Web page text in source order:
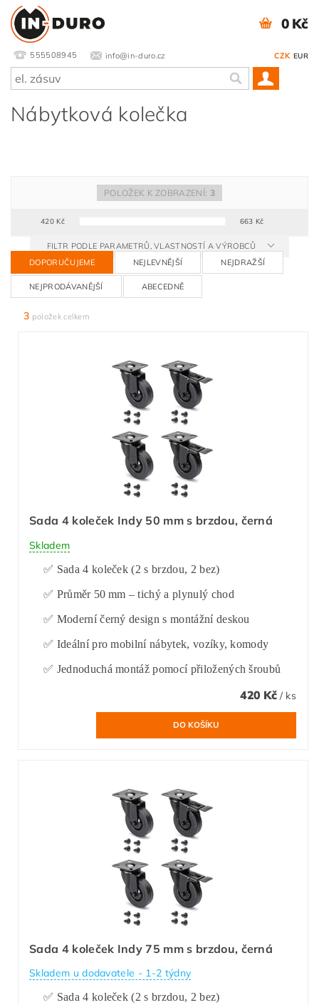
555508945 info@in-duro.cz CZK EUR
0 Kč
Nábytková kolečka
420Kč 663 Kč
POLOŽEK K ZOBRAZENÍ: 3
FILTR PODLE PARAMETRŮ, VLASTNOSTÍ A VÝROBCŮ
DOPORUČUJEME
NEJLEVNĚJŠÍ NEJDRAŽŠÍ
NEJPRODÁVANĚJŠÍ ABECEDNĚ
3 položek celkem
Sada 4 koleček Indy 50 mm s brzdou, černá
Skladem
✅ Sada 4 koleček (2 s brzdou, 2 bez)
✅ Průměr 50 mm – tichý a plynulý chod
✅ Moderní černý design s montážní deskou
✅ Ideální pro mobilní nábytek, vozíky, komody
✅ Jednoduchá montáž pomocí přiložených šroubů
420 Kč / ks
Sada 4 koleček Indy 75 mm s brzdou, černá
Skladem u dodavatele - 1-2 týdny
✅ Sada 4 koleček (2 s brzdou, 2 bez)